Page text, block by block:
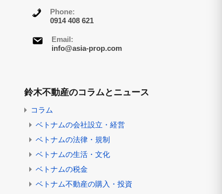
Phone:
0914 408 621
Email:
info@asia-prop.com
鈴木不動産のコラムとニュース
コラム
ベトナムの会社設立・経営
ベトナムの法律・規制
ベトナムの生活・文化
ベトナムの税金
ベトナム不動産の購入・投資